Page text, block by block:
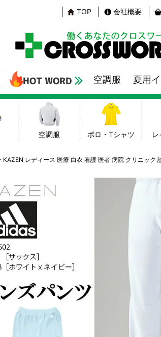
TOP 会社概要
空調服 夏用
空調服 ポロ・Tシャツ
レディース 医療 白衣 看護 医者 病院 クリニッ